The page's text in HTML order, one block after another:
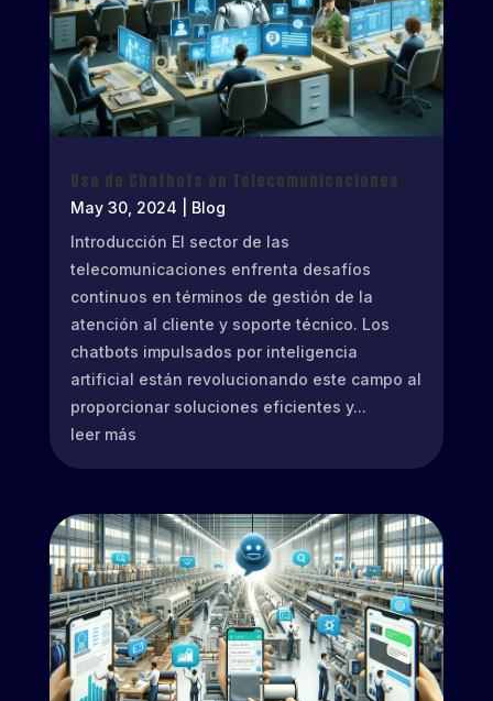
Uso de Chatbots en Telecomunicaciones
May 30, 2024
Blog
Introducción El sector de las
telecomunicaciones enfrenta desafíos
continuos en términos de gestión de la
atención al cliente y soporte técnico. Los
chatbots impulsados por inteligencia
artificial están revolucionando este campo al
proporcionar soluciones eficientes y...
leer más